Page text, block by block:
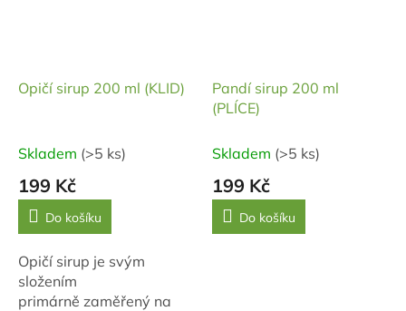
Opičí sirup 200 ml (KLID)
Skladem (>5 ks)
199 Kč
Do košíku
Opičí sirup je svým
složením
primárně zaměřený na
Pandí sirup 200 ml
(PLÍCE)
Skladem (>5 ks)
199 Kč
Do košíku